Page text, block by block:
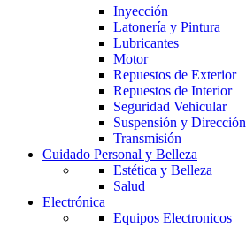
Inyección
Latonería y Pintura
Lubricantes
Motor
Repuestos de Exterior
Repuestos de Interior
Seguridad Vehicular
Suspensión y Dirección
Transmisión
Cuidado Personal y Belleza
Estética y Belleza
Salud
Electrónica
Equipos Electronicos